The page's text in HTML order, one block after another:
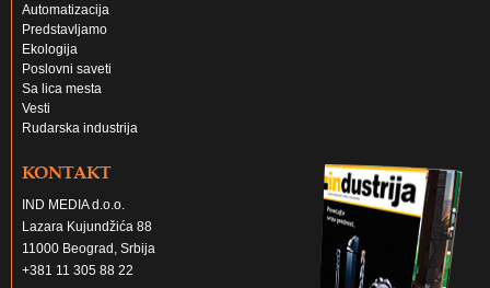
Automatizacija
Predstavljamo
Ekologija
Poslovni saveti
Sa lica mesta
Vesti
Rudarska industrija
KONTAKT
IND MEDIA d.o.o.
Lazara Kujundžića 88
11000 Beograd, Srbija
+381 11 305 88 22